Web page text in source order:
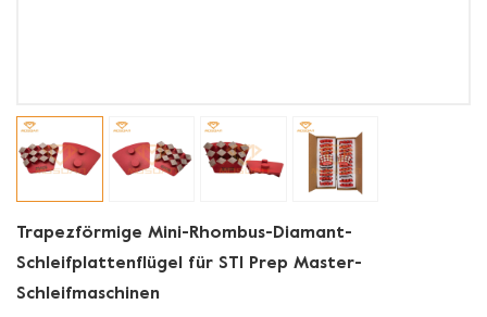
Trapezförmige Mini-Rhombus-Diamant-
Schleifplattenflügel für STI Prep Master-
Schleifmaschinen